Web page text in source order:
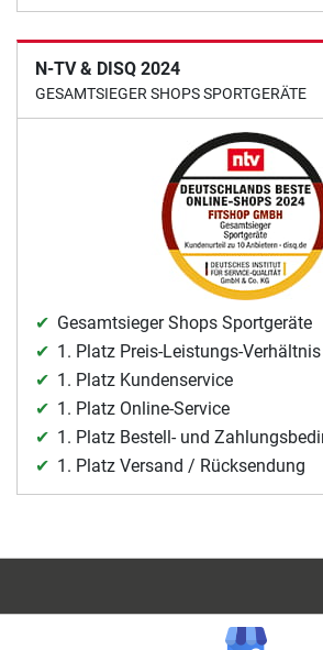
N-TV & DISQ 2024
GESAMTSIEGER SHOPS SPORTGERÄTE
Gesamtsieger Shops Sportgeräte
1. Platz Preis-Leistungs-Verhältnis
1. Platz Kundenservice
1. Platz Online-Service
1. Platz Bestell- und
1. Platz Versand / Rücksendung